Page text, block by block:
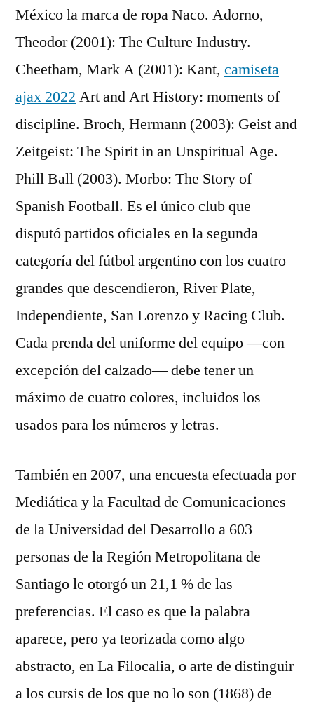
México la marca de ropa Naco. Adorno,
Theodor (2001): The Culture Industry.
Cheetham, Mark A (2001): Kant, camiseta
ajax 2022 Art and Art History: moments of
discipline. Broch, Hermann (2003): Geist and
Zeitgeist: The Spirit in an Unspiritual Age.
Phill Ball (2003). Morbo: The Story of
Spanish Football. Es el único club que
disputó partidos oficiales en la segunda
categoría del fútbol argentino con los cuatro
grandes que descendieron, River Plate,
Independiente, San Lorenzo y Racing Club.
Cada prenda del uniforme del equipo —con
excepción del calzado— debe tener un
máximo de cuatro colores, incluidos los
usados para los números y letras.
También en 2007, una encuesta efectuada por
Mediática y la Facultad de Comunicaciones
de la Universidad del Desarrollo a 603
personas de la Región Metropolitana de
Santiago le otorgó un 21,1 % de las
preferencias. El caso es que la palabra
aparece, pero ya teorizada como algo
abstracto, en La Filocalia, o arte de distinguir
a los cursis de los que no lo son (1868) de